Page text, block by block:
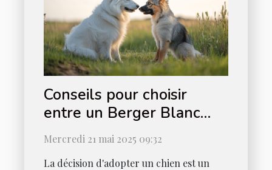
Conseils pour choisir
entre un Berger Blanc
Suisse et un Berger
Américain Miniature
Mercredi 21 mai 2025 09:32
La décision d'adopter un chien est un